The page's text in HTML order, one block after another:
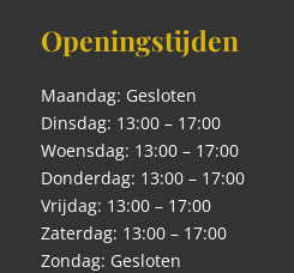
Openingstijden
Maandag: Gesloten
Dinsdag: 13:00 – 17:00
Woensdag: 13:00 – 17:00
Donderdag: 13:00 – 17:00
Vrijdag: 13:00 – 17:00
Zaterdag: 13:00 – 17:00
Zondag: Gesloten